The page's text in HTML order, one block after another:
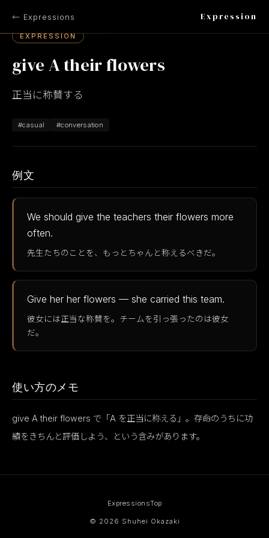
← Expressions Expression
EXPRESSION
give A their flowers
正当に称賛する
#casual #conversation
例文
We should give the teachers their flowers more
often.
先生たちのことを、もっとちゃんと称えるべきだ。
Give her her flowers — she carried this team.
彼女には正当な称賛を。チームを引っ張ったのは彼女
だ。
使い方のメモ
give A their flowers で「A を正当に称える」。存命のうちに功
績をきちんと評価しよう、という含みがあります。
ExpressionsTop
© 2026 Shuhei Okazaki